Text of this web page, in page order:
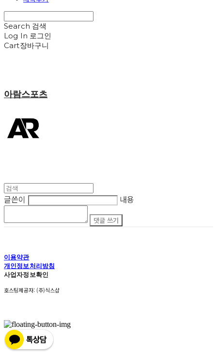
Search 검색
Log In 로그인
Cart장바구니
아람스포츠
글쓴이 내용
댓글 쓰기
이용약관
개인정보처리방침
사업자정보확인
호스팅제공자: (주)식스샵